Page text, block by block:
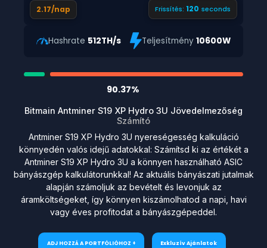
2.17/nap Frissítés:119 seconds
Hashrate 512TH/s Teljesítmény10600W
90.37%
Bitmain Antminer S19 XP Hydro 3U Jövedelmezőség
Számító
Antminer S19 XP Hydro 3U nyereségesség kalkuláció
könnyedén valós idejű adatokkal: Számítsd ki az értékét a
Antminer S19 XP Hydro 3U a könnyen használható ASIC
bányászgép kalkulátorunkkal! Az aktuális bányászati jutalmak
alapján számoljuk az bevételt és levonjuk az
áramköltségeket, így könnyen kiszámolhatod a napi, havi
vagy éves profitodat a bányászgépeddel.
ADJ HOZZÁ A PORTFÓLIÓHOZ + Exkluzív Ajánlatok